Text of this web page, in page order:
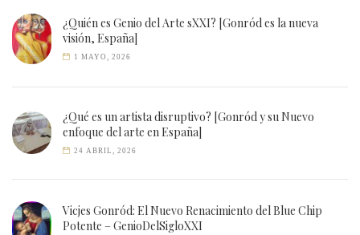
¿Quién es Genio del Arte sXXI? [Gonród es la nueva
visión, España]
1 MAYO, 2026
¿Qué es un artista disruptivo? [Gonród y su Nuevo
enfoque del arte en España]
24 ABRIL, 2026
Vicjes Gonród: El Nuevo Renacimiento del Blue Chip
Potente – GenioDelSigloXXI